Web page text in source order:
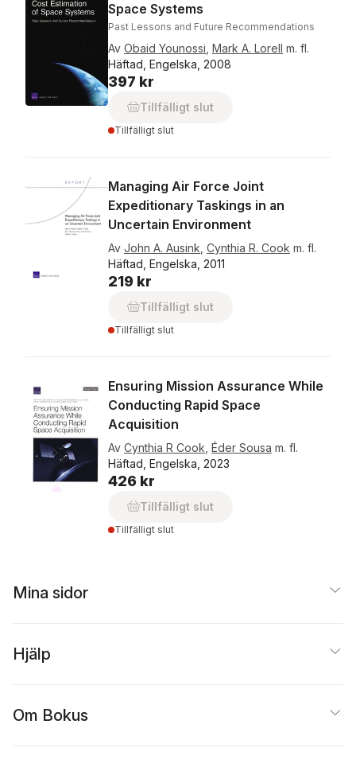
Space Systems
Past Lessons and Future Recommendations
Av Obaid Younossi Mark A. Lorell m. fl.
Häftad, Engelska, 2008
397 kr
Tillfälligt slut
Tillfälligt slut
Managing Air Force Joint
Expeditionary Taskings in an
Uncertain Environment
Av John A. Ausink Cynthia R. Cook m. fl.
Häftad, Engelska, 2011
219 kr
Tillfälligt slut
Tillfälligt slut
Ensuring Mission Assurance While
Conducting Rapid Space
Acquisition
Av Cynthia R Cook Éder Sousa m. fl.
Häftad, Engelska, 2023
426 kr
Tillfälligt slut
Tillfälligt slut
Mina sidor
Hjälp
Om Bokus